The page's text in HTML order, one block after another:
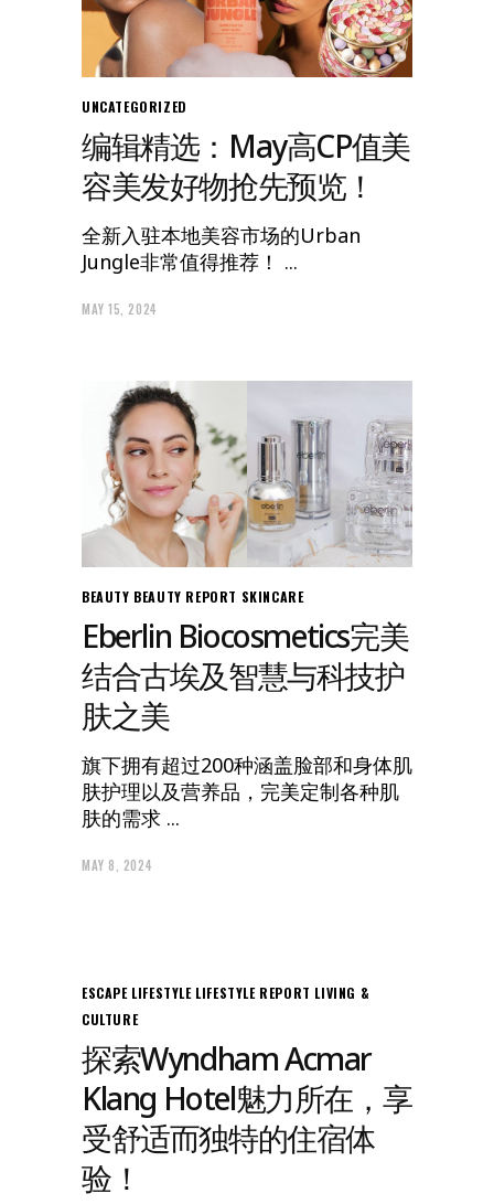
UNCATEGORIZED
编辑精选：May高CP值美
容美发好物抢先预览！
全新入驻本地美容市场的Urban
Jungle非常值得推荐！
MAY 15, 2024
BEAUTY BEAUTY REPORT SKINCARE
Eberlin Biocosmetics完美
结合古埃及智慧与科技护
肤之美
旗下拥有超过200种涵盖脸部和身体肌
肤护理以及营养品，完美定制各种肌
肤的需求
MAY 8, 2024
ESCAPE LIFESTYLE LIFESTYLE REPORT LIVING &
CULTURE
探索Wyndham Acmar
Klang Hotel魅力所在，享
受舒适而独特的住宿体
验！